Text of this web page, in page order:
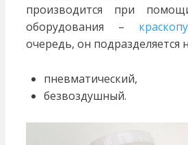
производится при
оборудования –
очередь, он подразделяется
пневматический,
безвоздушный.